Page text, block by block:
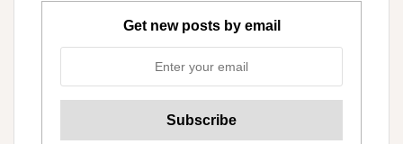
Get new posts by email